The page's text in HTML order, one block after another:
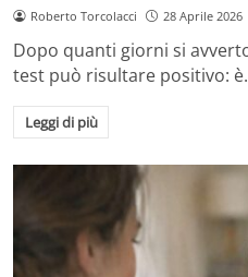
Roberto Torcolacci 28 Aprile 2026
Dopo quanti giorni si
test può risultare positivo:
Leggi di più